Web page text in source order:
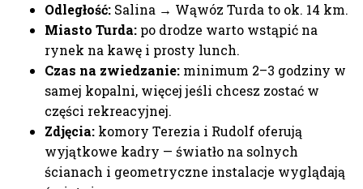
Odległość: Salina → Wąwóz Turda to ok. 14 km.
Miasto Turda: po drodze warto wstąpić na
rynek na kawę i prosty lunch.
Czas na zwiedzanie: minimum 2–3 godziny w
samej kopalni, więcej jeśli chcesz zostać w
części rekreacyjnej.
Zdjęcia: komory Terezia i Rudolf oferują
wyjątkowe kadry — światło na solnych
ścianach i geometryczne instalacje wyglądają